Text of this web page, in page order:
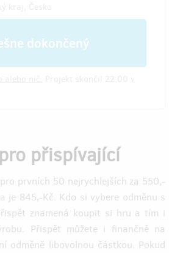
dokončený
přispívající
prvních 50 nejrychlejších za 550,-
je 845,-Kč. Kdo si vybere odměnu s
znamená koupit si hru a tím i
Přispět můžete i finančně na
odměně libovolnou částkou. Pokud